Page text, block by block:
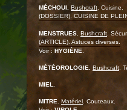
MÉCHOUI. Bushcraft . Cuisine.
(DOSSIER). CUISINE DE
MENSTRUES. Bushcraft .
(ARTICLE). Astuces diverses.
Voir : HYGIÈNE
MÉTÉOROLOGIE. Bushcraft .
MIEL.
MITRE. Matériel . Couteaux.